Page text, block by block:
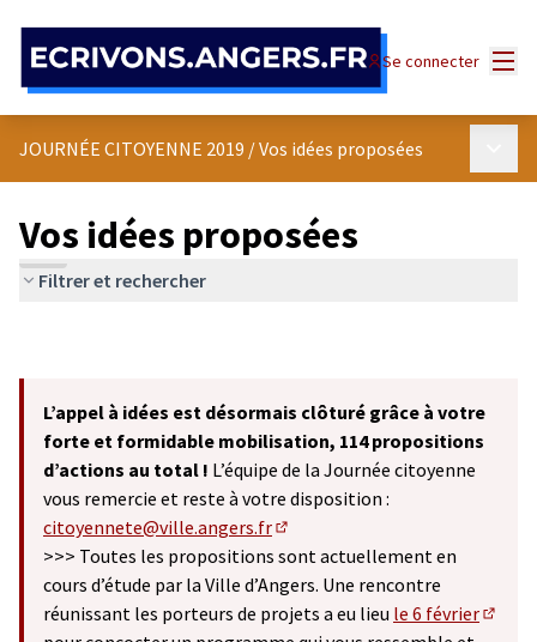
Se connecter
JOURNÉE CITOYENNE 2019 /Vos idées proposées
Vos idées proposées
Filtrer et rechercher
L’appel à idées est désormais clôturé grâce à votre
forte et formidable mobilisation, 114 propositions
d’actions au total ! L’équipe de la Journée citoyenne
vous remercie et reste à votre disposition :
citoyennete@ville.angers.fr
(S'ouvre dans un nouvel onglet)
>>> Toutes les propositions sont actuellement en
cours d’étude par la Ville d’Angers. Une rencontre
réunissant les porteurs de projets a eu lieu le 6 février